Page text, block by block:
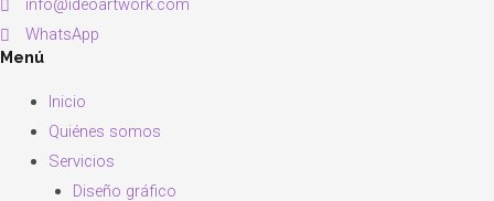
info@ideoartwork.com
WhatsApp
Menú
Inicio
Quiénes somos
Servicios
Diseño gráfico